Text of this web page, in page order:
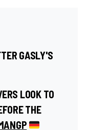
GASLY'S
LOOK TO
THE